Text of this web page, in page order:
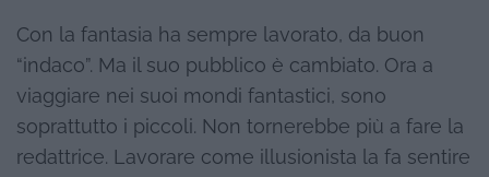
Con la fantasia ha sempre lavorato, da buon
“indaco”. Ma il suo pubblico è cambiato. Ora a
viaggiare nei suoi mondi fantastici, sono
soprattutto i piccoli. Non tornerebbe più a fare la
redattrice. Lavorare come illusionista la fa sentire